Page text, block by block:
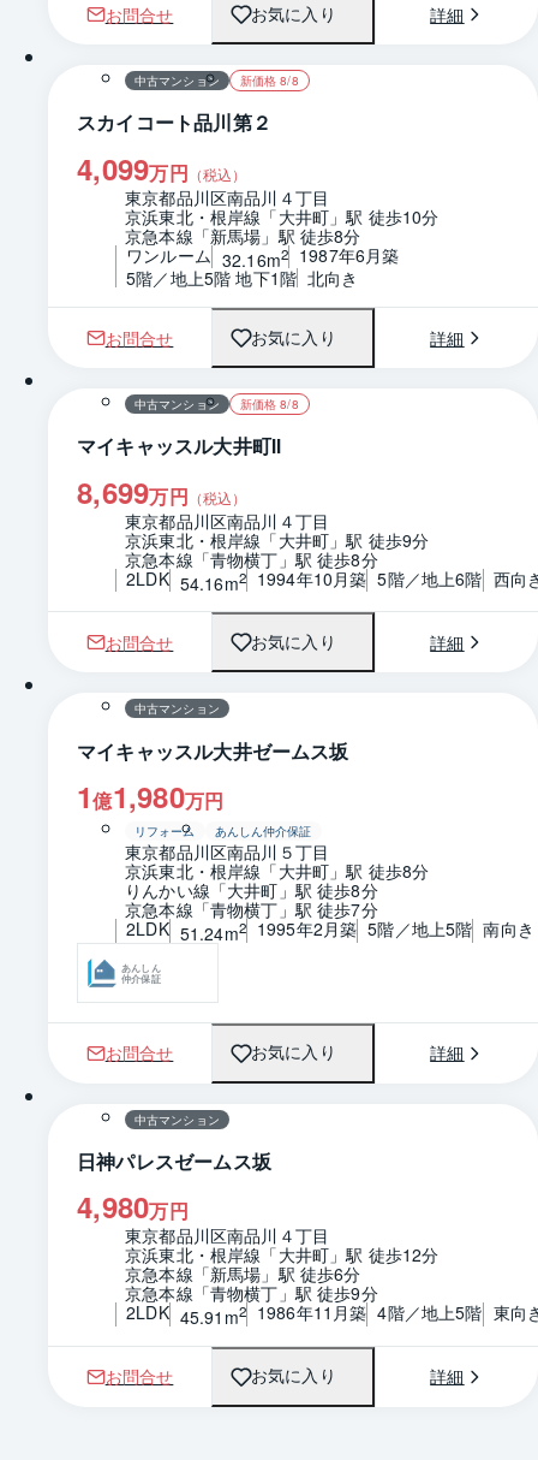
お問合せ お気に入り 詳細
1 / 0 間取り
中古マンション 新価格 8/8
スカイコート品川第２
4,099万円 （税込）
東京都品川区南品川４丁目
京浜東北・根岸線「大井町」駅 徒歩10分
京急本線「新馬場」駅 徒歩8分
ワンルーム 32.16m2
1987年6月築
5階／地上5階 地下1階 北向き
お問合せ お気に入り 詳細
1 / 0 間取り
中古マンション 新価格 8/8
マイキャッスル大井町Ⅱ
8,699万円 （税込）
東京都品川区南品川４丁目
京浜東北・根岸線「大井町」駅 徒歩9分
京急本線「青物横丁」駅 徒歩8分
2LDK 54.16m2 1994年10月築 5階／地上6階 西向
お問合せ お気に入り 詳細
1 / 0 間取り
中古マンション
マイキャッスル大井ゼームス坂
1億1,980万円
リフォーム あんしん仲介保証
東京都品川区南品川５丁目
京浜東北・根岸線「大井町」駅 徒歩8分
りんかい線「大井町」駅 徒歩8分
京急本線「青物横丁」駅 徒歩7分
2LDK 51.24m2 1995年2月築 5階／地上5階 南向き
あんしん
仲介保証
お問合せ お気に入り 詳細
1 / 0 間取り
中古マンション
日神パレスゼームス坂
4,980万円
東京都品川区南品川４丁目
京浜東北・根岸線「大井町」駅 徒歩12分
京急本線「新馬場」駅 徒歩6分
京急本線「青物横丁」駅 徒歩9分
2LDK 45.91m2 1986年11月築 4階／地上5階 東向
お問合せ お気に入り 詳細